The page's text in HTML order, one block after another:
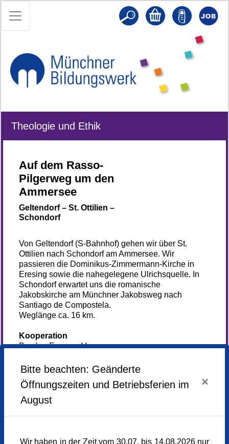
Theologie und Ethik
Auf dem Rasso-
Pilgerweg um den
Ammersee
Geltendorf – St. Ottilien –
Schondorf
Von Geltendorf (S-Bahnhof) gehen wir über St.
Ottilien nach Schondorf am Ammersee. Wir
passieren die Dominikus-Zimmermann-Kirche in
Eresing sowie die nahegelegene Ulrichsquelle. In
Schondorf erwartet uns die romanische
Jakobskirche am Münchner Jakobsweg nach
Santiago de Compostela.
Weglänge ca. 16 km.
Kooperation
Brucker Forum e.V.
Anmeldung
nicht mehr
möglich
Bitte beachten: Geänderte
Öffnungszeiten und Betriebsferien im
August
×
Wir haben in der Zeit vom 30.07. bis 14.08.2026 nur